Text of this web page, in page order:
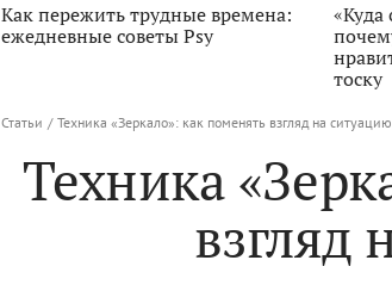
Как пережить трудные времена:
ежедневные советы Psy
«Куда
тоску
Статьи / Техника «Зеркало»: как поменять взгляд на ситуацию
Техника
взгляд